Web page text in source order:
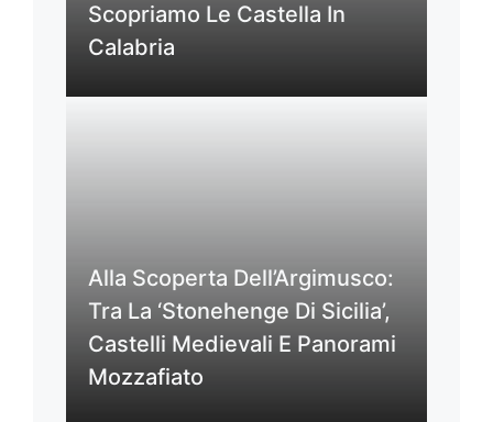
Scopriamo Le Castella In
Calabria
Alla Scoperta Dell’Argimusco:
Tra La ‘Stonehenge Di Sicilia’,
Castelli Medievali E Panorami
Mozzafiato